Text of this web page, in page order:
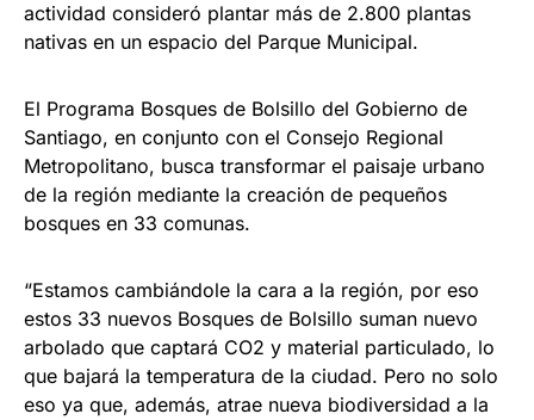
actividad consideró plantar más de 2.800 plantas
nativas en un espacio del Parque Municipal.
El Programa Bosques de Bolsillo del Gobierno de
Santiago, en conjunto con el Consejo Regional
Metropolitano, busca transformar el paisaje urbano
de la región mediante la creación de pequeños
bosques en 33 comunas.
“Estamos cambiándole la cara a la región, por eso
estos 33 nuevos Bosques de Bolsillo suman nuevo
arbolado que captará CO2 y material particulado, lo
que bajará la temperatura de la ciudad. Pero no solo
eso ya que, además, atrae nueva biodiversidad a la